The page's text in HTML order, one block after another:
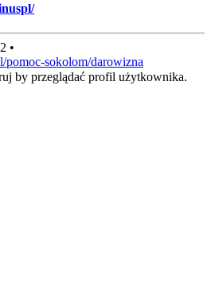
•
pomoc-sokolom/darowizna
by przeglądać profil użytkownika.